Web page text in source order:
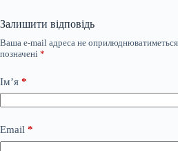
Залишити відповідь
Ваша e-mail адреса не оприлюднюватиметься.
позначені *
Ім’я *
Email *